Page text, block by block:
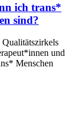
ich trans*
sind?
und
Menschen